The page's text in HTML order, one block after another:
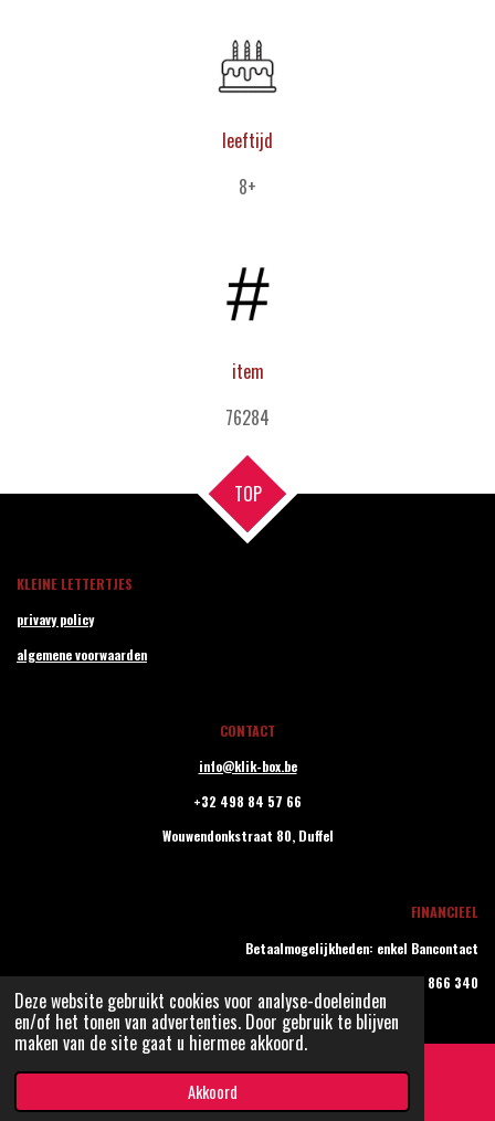
Deze website gebruikt cookies voor analyse-doeleinden
en/of het tonen van advertenties. Door gebruik te blijven
maken van de site gaat u hiermee akkoord.
Akkoord
leeftijd
8+
item
76284
TOP
KLEINE LETTERTJES
privavy policy
algemene voorwaarden
CONTACT
info@klik-box.be
+32 498 84 57 66
Wouwendonkstraat 80, Duffel
FINANCIEEL
Betaalmogelijkheden: enkel Bancontact
BTW BE0779 866 340
© 2022 - 2026 klik-box